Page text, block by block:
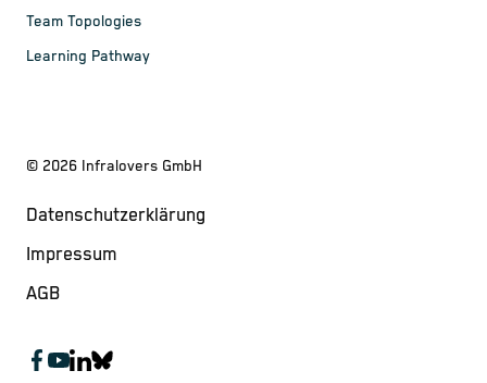
Team Topologies
Learning Pathway
© 2026 Infralovers GmbH
Datenschutzerklärung
Impressum
AGB